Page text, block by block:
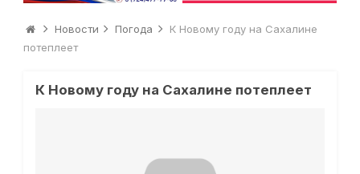
Новости Погода
К Новому году на Сахалине
потеплеет
К Новому году на Сахалине потеплеет